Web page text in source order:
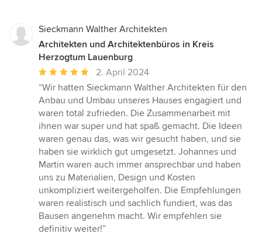
Sieckmann Walther Architekten
Architekten und Architektenbüros in Kreis
Herzogtum Lauenburg
Durchschnittliche
Bewertung:
5
von
5
Sternen
2. April 2024
“Wir hatten Sieckmann Walther Architekten für den
Anbau und Umbau unseres Hauses engagiert und
waren total zufrieden. Die Zusammenarbeit mit
ihnen war super und hat spaß gemacht. Die Ideen
waren genau das, was wir gesucht haben, und sie
haben sie wirklich gut umgesetzt. Johannes und
Martin waren auch immer ansprechbar und haben
uns zu Materialien, Design und Kosten
unkompliziert weitergeholfen. Die Empfehlungen
waren realistisch und sachlich fundiert, was das
Bausen angenehm macht. Wir empfehlen sie
definitiv weiter!”